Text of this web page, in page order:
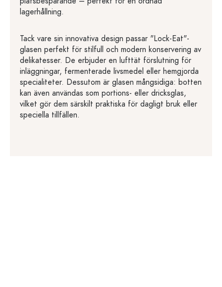
lagerhållning.
Tack vare sin innovativa design passar "Lock-Eat"-
glasen perfekt för stilfull och modern konservering av
delikatesser. De erbjuder en lufttät förslutning för
inläggningar, fermenterade livsmedel eller hemgjorda
specialiteter. Dessutom är glasen mångsidiga: botten
kan även användas som portions- eller dricksglas,
vilket gör dem särskilt praktiska för dagligt bruk eller
speciella tillfällen.